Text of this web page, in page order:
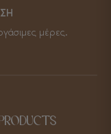
μέρες.
PRODUCTS